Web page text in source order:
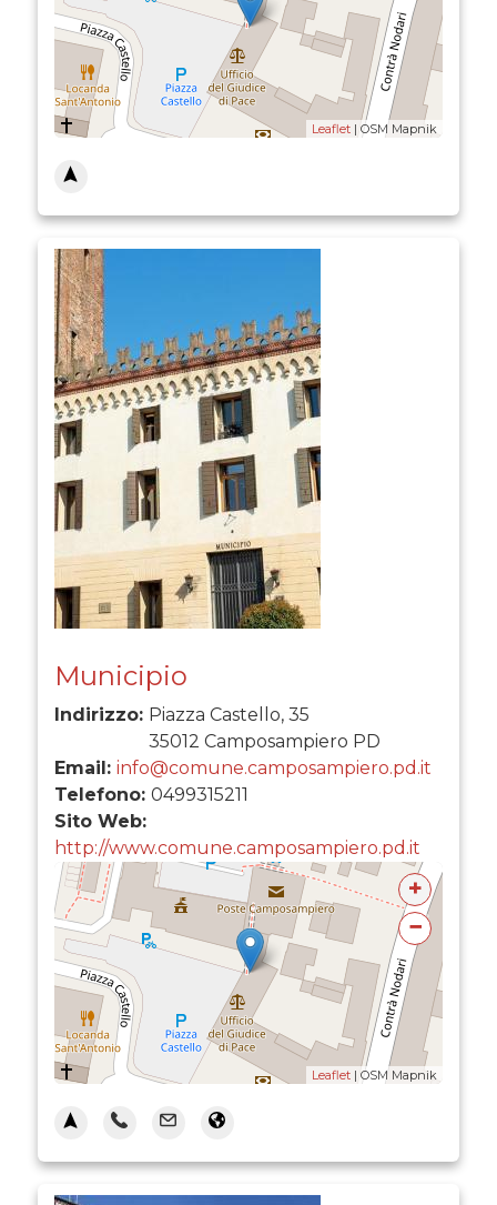
Leaflet | OSM Mapnik
Municipio
Indirizzo: Piazza Castello, 35
35012 Camposampiero PD
Email: info@comune.camposampiero.pd.it
Telefono: 0499315211
Sito Web:
http://www.comune.camposampiero.pd.it
+
−
Leaflet | OSM Mapnik